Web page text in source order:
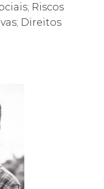
Riscos
Direitos